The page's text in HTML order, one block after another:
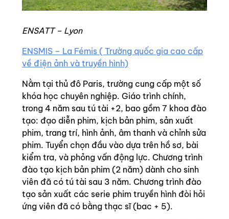
ENSATT – Lyon
ENSMIS – La Fémis ( Trường quốc gia cao cấp
về điện ảnh và truyền hình)
Nằm tại thủ đô Paris, trường cung cấp một số
khóa học chuyên nghiệp. Giáo trình chính,
trong 4 năm sau tú tài +2, bao gồm 7 khoa đào
tạo: đạo diễn phim, kịch bản phim, sản xuất
phim, trang trí, hình ảnh, âm thanh và chỉnh sửa
phim. Tuyển chọn đầu vào dựa trên hồ sơ, bài
kiểm tra, và phỏng vấn động lực. Chương trình
đào tạo kịch bản phim (2 năm) dành cho sinh
viên đã có tú tài sau 3 năm. Chương trình đào
tạo sản xuất các serie phim truyền hình đòi hỏi
ứng viên đã có bằng thạc sĩ (bac + 5).